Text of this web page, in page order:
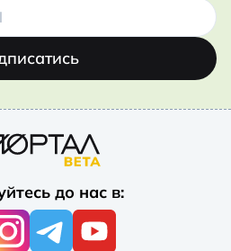
до нас в: